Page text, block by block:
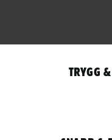
Trygg